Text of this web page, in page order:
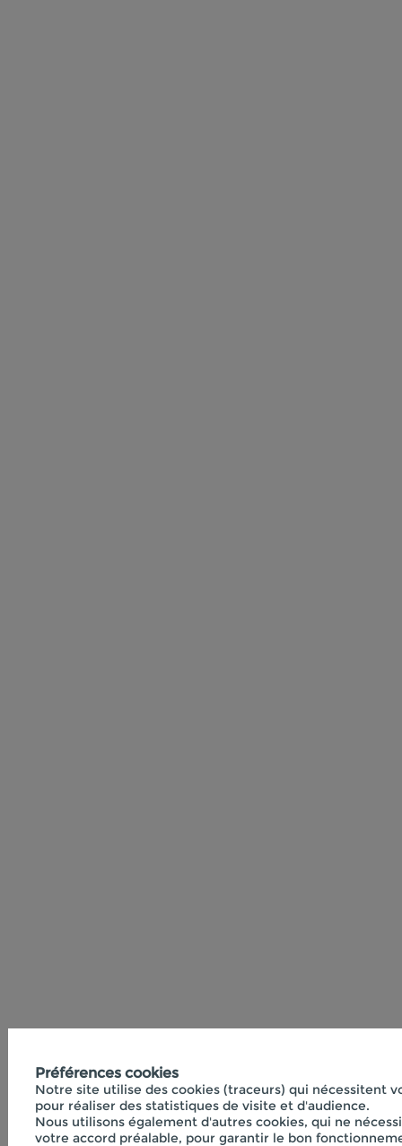
Préférences cookies
Notre site utilise des cookies (traceurs) qui nécessitent
pour réaliser des statistiques de visite et d'audience.
Nous utilisons également d'autres cookies, qui ne
votre accord préalable, pour garantir le bon